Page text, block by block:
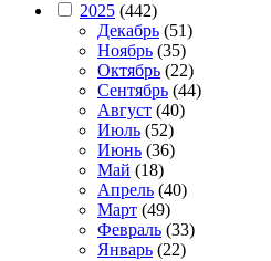
2025 (442)
Декабрь (51)
Ноябрь (35)
Октябрь (22)
Сентябрь (44)
Август (40)
Июль (52)
Июнь (36)
Май (18)
Апрель (40)
Март (49)
Февраль (33)
Январь (22)